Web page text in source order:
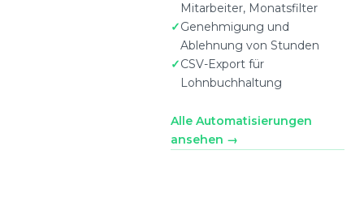
Mitarbeiter, Monatsfilter
Genehmigung und
Ablehnung von Stunden
CSV-Export für
Lohnbuchhaltung
Alle Automatisierungen
ansehen →